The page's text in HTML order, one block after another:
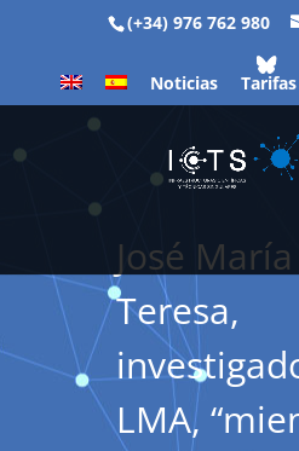
(+34) 976 762 980
Noticias Tarifas
José
Teresa,
LMA,